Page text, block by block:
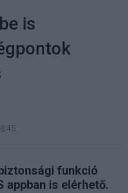
is
funkció
appban is elérhető.